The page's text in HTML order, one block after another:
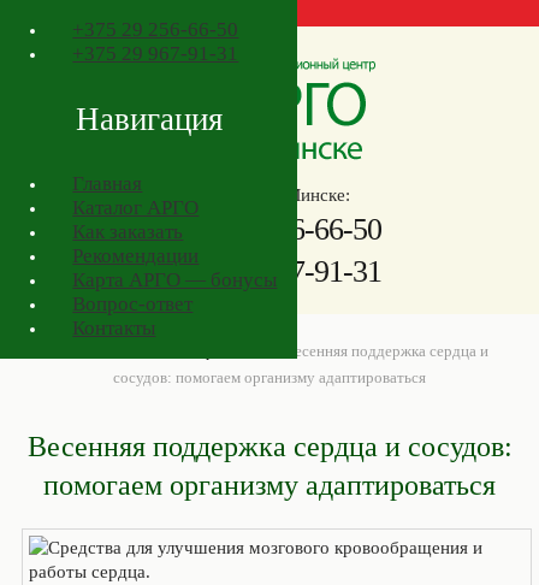
+375 29 256-66-50
+375 29 967-91-31
Навигация
Главная
Каталог АРГО
Как заказать
Рекомендации
Карта АРГО — бонусы
Вопрос-ответ
Контакты
Телефоны в Минске:
+375
29 256-66-50
+37529 967-91-31
Весенняя поддержка сердца и
сосудов: помогаем организму адаптироваться
Весенняя поддержка сердца и сосудов:
помогаем организму адаптироваться